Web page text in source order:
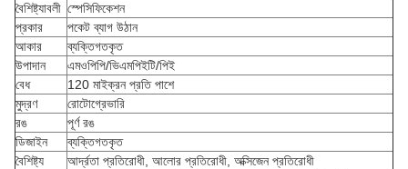
বৈশিষ্ট্যাবলী স্পেসিফিকেশন
প্রকার
পকেট ব্যাগ উঠান
আকার
ব্যক্তিগতকৃত
উপাদান
এমওপিপি/ভিএমপিইটি/পিই
বেধ
120 মাইক্রন প্রতি পাশে
মুদ্রণ
রোটোগ্রেভারি
রঙ
পূর্ণ রঙ
ডিজাইন
ব্যক্তিগতকৃত
বৈশিষ্ট্য
আর্দ্রতা প্রতিরোধী, আলোর প্রতিরোধী, অক্সিজেন প্রতিরোধী